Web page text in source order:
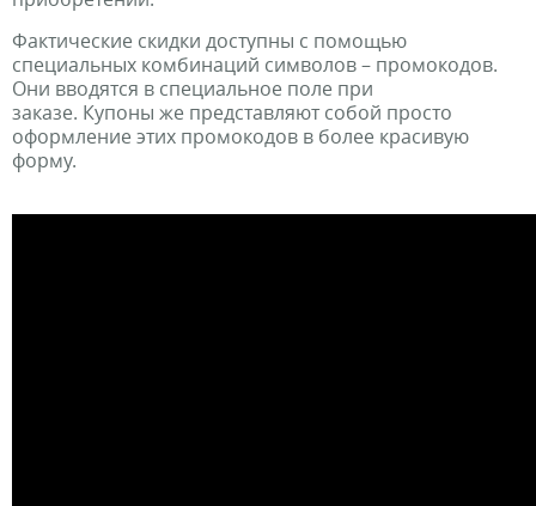
Фактические скидки доступны с помощью
специальных комбинаций символов – промокодов.
Они вводятся в специальное поле при
заказе. Купоны же представляют собой просто
оформление этих промокодов в более красивую
форму.